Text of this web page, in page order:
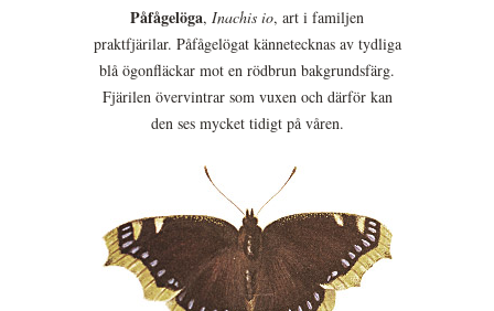
Påfågelöga, Inachis io, art i familjen
praktfjärilar. Påfågelögat kännetecknas av tydliga
blå ögonfläckar mot en rödbrun bakgrundsfärg.
Fjärilen övervintrar som vuxen och därför kan
den ses mycket tidigt på våren.